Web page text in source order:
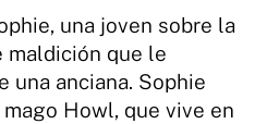
una joven sobre la
maldición que le
una anciana. Sophie
Howl, que vive en